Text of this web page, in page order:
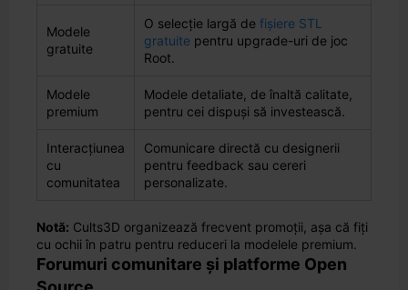
Modele
gratuite
O selecție largă de fișiere STL
gratuite pentru upgrade-uri de joc
Root.
Modele
premium
Modele detaliate, de înaltă calitate,
pentru cei dispuși să investească.
Interacțiunea
cu
comunitatea
Comunicare directă cu designerii
pentru feedback sau cereri
personalizate.
Notă: Cults3D organizează frecvent promoții, așa că fiți
cu ochii în patru pentru reduceri la modelele premium.
Forumuri comunitare și platforme Open